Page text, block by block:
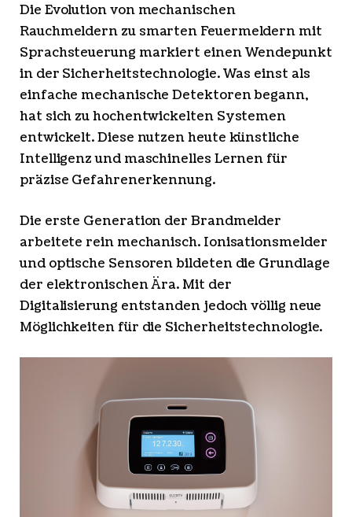
Die Evolution von mechanischen
Rauchmeldern zu smarten Feuermeldern mit
Sprachsteuerung markiert einen Wendepunkt
in der Sicherheitstechnologie. Was einst als
einfache mechanische Detektoren begann,
hat sich zu hochentwickelten Systemen
entwickelt. Diese nutzen heute künstliche
Intelligenz und maschinelles Lernen für
präzise Gefahrenerkennung.
Die erste Generation der Brandmelder
arbeitete rein mechanisch. Ionisationsmelder
und optische Sensoren bildeten die Grundlage
der elektronischen Ära. Mit der
Digitalisierung entstanden jedoch völlig neue
Möglichkeiten für die Sicherheitstechnologie.